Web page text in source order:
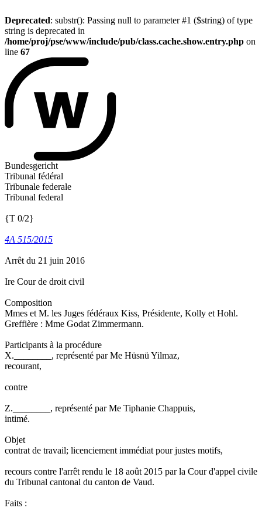
Deprecated: substr(): Passing null to parameter #1 ($string) of type
string is deprecated in
/home/proj/pse/www/include/pub/class.cache.show.entry.php on
line 67
Bundesgericht
Tribunal fédéral
Tribunale federale
Tribunal federal
{T 0/2}
4A 515/2015
Arrêt du 21 juin 2016
Ire Cour de droit civil
Composition
Mmes et M. les Juges fédéraux Kiss, Présidente, Kolly et Hohl.
Greffière : Mme Godat Zimmermann.
Participants à la procédure
X.________, représenté par Me Hüsnü Yilmaz,
recourant,
contre
Z.________, représenté par Me Tiphanie Chappuis,
intimé.
Objet
contrat de travail; licenciement immédiat pour justes motifs,
recours contre l'arrêt rendu le 18 août 2015 par la Cour d'appel civile
du Tribunal cantonal du canton de Vaud.
Faits :